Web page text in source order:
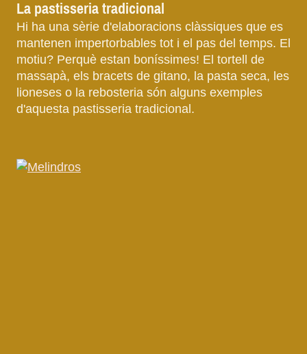
La pastisseria tradicional
Hi ha una sèrie d'elaboracions clàssiques que es
mantenen impertorbables tot i el pas del temps. El
motiu? Perquè estan boníssimes! El tortell de
massapà, els bracets de gitano, la pasta seca, les
lioneses o la rebosteria són alguns exemples
d'aquesta pastisseria tradicional.